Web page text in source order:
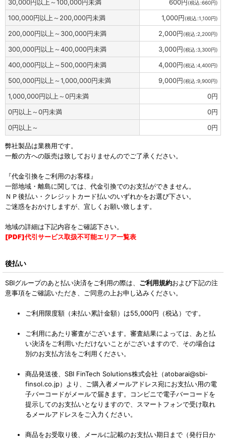
30,000円 以上～100,000円未満 600円 (税込:660円)
100,000円以上～200,000円未満 1,000円(税込:1,100円)
200,000円以上～300,000円未満 2,000円(税込:2,200円)
300,000円以上～400,000円未満 3,000円(税込:3,300円)
400,000円以上～500,000円未満 4,000円(税込:4,400円)
500,000円以上～1,000,000円未満 9,000円(税込:9,900円)
1,000,000円以上～0円未満 0円
0円以上～0円未満 0円
0円以上～ 0円
弊社製品は業務用です。
一般の方への販売は致しておりませんのでご了承ください。
『代金引換をご利用のお客様』
一部地域・離島に関しては、代金引換でのお支払ができません。
ＮＰ後払い・クレジットカード払いのいずれかをお選び下さい。
ご迷惑をおかけしますが、宜しくお願い致します。
地域の詳細は下記内容をご確認下さい。
[PDF]代引サービス取扱不可能エリア一覧表
後払い
SBIグループのあと払い決済をご利用の際は、 ご利用規約および下記の注
意事項をご確認いただき、ご同意の上お申し込みください。
ご利用限度額（未払い累計金額）は55,000円（税込）です。
ご利用にあたり審査がございます。審査結果によっては、あと払
い決済をご利用いただけないことがございますので、その場合は
別のお支払方法をご利用ください。
商品発送後、SBI FinTech Solutions株式会社（atobarai@sbi-
finsol.co.jp）より、ご購入者メールアドレス宛にお支払い用の電
子バーコードがメールで届きます。コンビニで電子バーコードを
提示してのお支払いとなりますので、スマートフォンで受け取れ
るメールアドレスをご入力ください。
商品をお受取り後、メールに記載のお支払い期日まで（発行日か